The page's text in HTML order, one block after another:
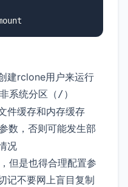
建rclone用户来运行
系统分区（/）
件缓存和内存缓存
数，否则可能发生部
况
但是也得合理配置参
记不要网上盲目复制